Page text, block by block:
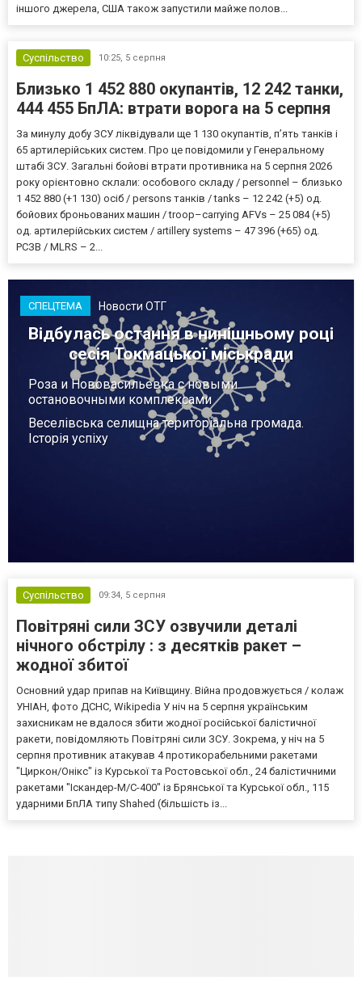
іншого джерела, США також запустили майже полов...
Суспільство 10:25, 5 серпня
Близько 1 452 880 окупантів, 12 242 танки,
444 455 БпЛА: втрати ворога на 5 серпня
За минулу добу ЗСУ ліквідували ще 1 130 окупантів, пʼять танків і
65 артилерійських систем. Про це повідомили у Генеральному
штабі ЗСУ. Загальні бойові втрати противника на 5 серпня 2026
року орієнтовно склали: особового складу / personnel – близько
1 452 880 (+1 130) осіб / persons танків / tanks – 12 242 (+5) од.
бойових броньованих машин / troop–carrying AFVs – 25 084 (+5)
од. артилерійських систем / artillery systems – 47 396 (+65) од.
РСЗВ / MLRS – 2...
СПЕЦТЕМА Новости ОТГ
Відбулась остання в нинішньому році
сесія Токмацької міськради
Роза и Нововасильевка с новыми
остановочными комплексами
Веселівська селищна територіальна громада.
Історія успіху
Суспільство 09:34, 5 серпня
Повітряні сили ЗСУ озвучили деталі
нічного обстрілу : з десятків ракет –
жодної збитої
Основний удар припав на Київщину. Війна продовжується / колаж
УНІАН, фото ДСНС, Wikipedia У ніч на 5 серпня українським
захисникам не вдалося збити жодної російської балістичної
ракети, повідомляють Повітряні сили ЗСУ. Зокрема, у ніч на 5
серпня противник атакував 4 протикорабельними ракетами
"Циркон/Онікс" із Курської та Ростовської обл., 24 балістичними
ракетами "Іскандер-М/С-400" із Брянської та Курської обл., 115
ударними БпЛА типу Shahed (більшість із...